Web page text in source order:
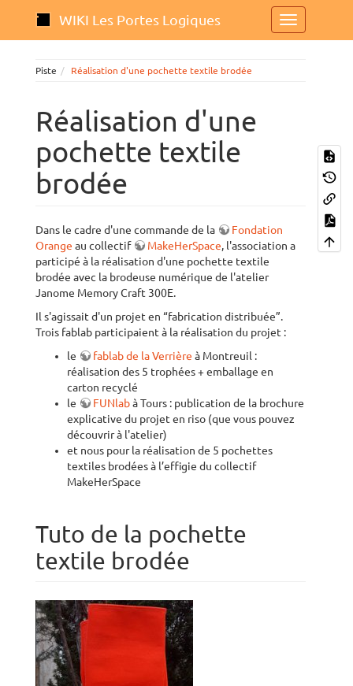
WIKI Les Portes Logiques
Piste Réalisation d'une pochette textile brodée
Réalisation d'une
pochette textile
brodée
Dans le cadre d'une commande de la
Fondation
Orange au collectif MakeHerSpace, l'association a
participé à la réalisation d'une pochette textile
brodée avec la brodeuse numérique de l'atelier
Janome Memory Craft 300E.
Il s'agissait d'un projet en “fabrication distribuée”.
Trois fablab participaient à la réalisation du projet :
le
fablab de la Verrière à Montreuil :
réalisation des 5 trophées + emballage en
carton recyclé
le
FUNlabà Tours : publication de la brochure
explicative du projet en riso (que vous pouvez
découvrir à l'atelier)
et nous pour la réalisation de 5 pochettes
textiles brodées à l’effigie du collectif
MakeHerSpace
Tuto de la pochette
textile brodée